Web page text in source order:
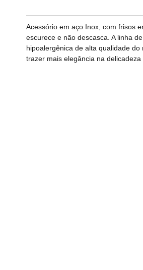
Acessório em aço Inox, com frisos
escurece e não descasca. A linha
hipoalergênica de alta qualidade
trazer mais elegância na delicadeza